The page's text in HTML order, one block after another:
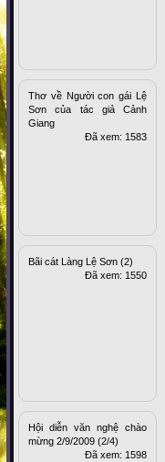
Thơ về Người con gái Lệ
Sơn của tác giả Cảnh
Giang
Đã xem: 1583
Bãi cát Làng Lệ Sơn (2)
Đã xem: 1550
Hội diễn văn nghệ chào
mừng 2/9/2009 (2/4)
Đã xem: 1598